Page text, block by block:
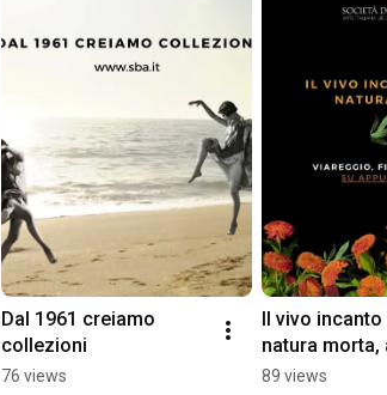
Dal 1961 creiamo
collezioni
76 views
Il vivo incanto
natura morta,
exhibition.
89 views